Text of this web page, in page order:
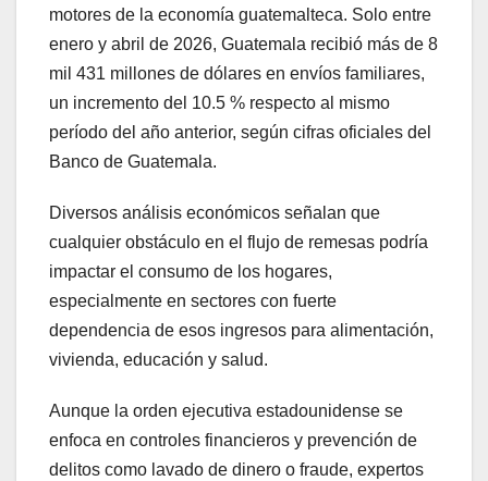
motores de la economía guatemalteca. Solo entre
enero y abril de 2026, Guatemala recibió más de 8
mil 431 millones de dólares en envíos familiares,
un incremento del 10.5 % respecto al mismo
período del año anterior, según cifras oficiales del
Banco de Guatemala.
Diversos análisis económicos señalan que
cualquier obstáculo en el flujo de remesas podría
impactar el consumo de los hogares,
especialmente en sectores con fuerte
dependencia de esos ingresos para alimentación,
vivienda, educación y salud.
Aunque la orden ejecutiva estadounidense se
enfoca en controles financieros y prevención de
delitos como lavado de dinero o fraude, expertos